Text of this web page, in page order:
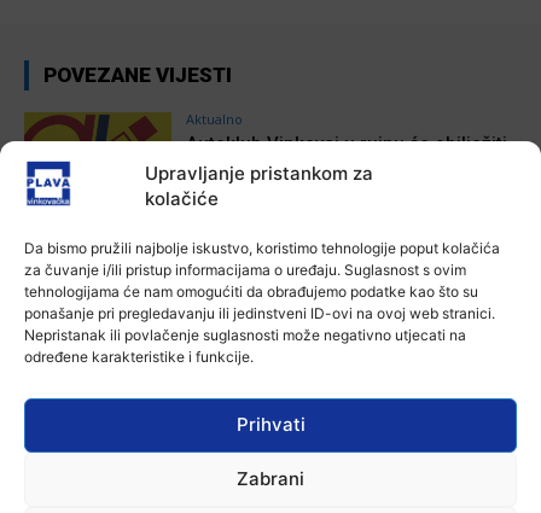
Upravljanje pristankom za
kolačiće
Da bismo pružili najbolje iskustvo, koristimo tehnologije poput kolačića
za čuvanje i/ili pristup informacijama o uređaju. Suglasnost s ovim
tehnologijama će nam omogućiti da obrađujemo podatke kao što su
ponašanje pri pregledavanju ili jedinstveni ID-ovi na ovoj web stranici.
Nepristanak ili povlačenje suglasnosti može negativno utjecati na
određene karakteristike i funkcije.
Prihvati
Zabrani
POVEZANE VIJESTI
Aktualno
Autoklub Vinkovci u rujnu će obilježiti
stotu godišnjicu djelovanja
7 kolovoza, 2026
Aktualno
Za dva tjedna započinje još jedna
Divlja liga
7 kolovoza, 2026
U Županji održana Ljetna škola magije